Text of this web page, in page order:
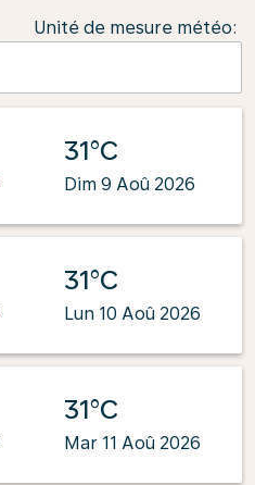
Unité de mesure météo:
31°C
Dim 9 Aoû 2026
31°C
Lun 10 Aoû 2026
31°C
Mar 11 Aoû 2026